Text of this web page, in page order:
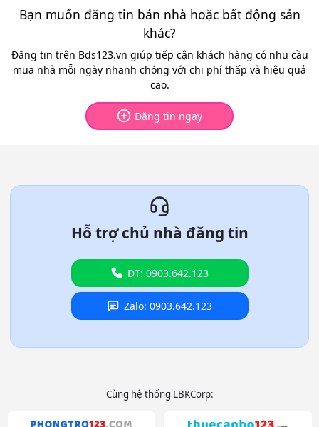
Bạn muốn đăng tin bán nhà hoặc bất động sản
khác?
Đăng tin trên Bds123.vn giúp tiếp cận khách hàng có nhu cầu
mua nhà mỗi ngày nhanh chóng với chi phí thấp và hiệu quả
cao.
Đăng tin ngay
Hỗ trợ chủ nhà đăng tin
ĐT: 0903.642.123
Zalo: 0903.642.123
Cùng hệ thống LBKCorp: